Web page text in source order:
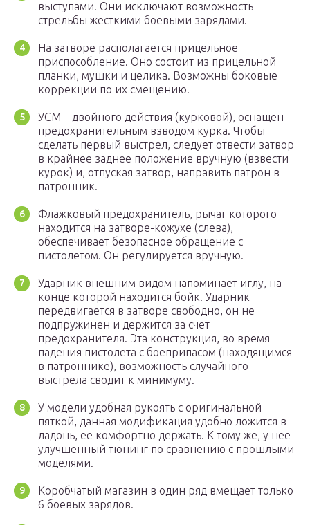
выступами. Они исключают возможность
стрельбы жесткими боевыми зарядами.
На затворе располагается прицельное
приспособление. Оно состоит из прицельной
планки, мушки и целика. Возможны боковые
коррекции по их смещению.
УСМ – двойного действия (курковой), оснащен
предохранительным взводом курка. Чтобы
сделать первый выстрел, следует отвести затвор
в крайнее заднее положение вручную (взвести
курок) и, отпуская затвор, направить патрон в
патронник.
Флажковый предохранитель, рычаг которого
находится на затворе-кожухе (слева),
обеспечивает безопасное обращение с
пистолетом. Он регулируется вручную.
Ударник внешним видом напоминает иглу, на
конце которой находится бойк. Ударник
передвигается в затворе свободно, он не
подпружинен и держится за счет
предохранителя. Эта конструкция, во время
падения пистолета с боеприпасом (находящимся
в патроннике), возможность случайного
выстрела сводит к минимуму.
У модели удобная рукоять с оригинальной
пяткой, данная модификация удобно ложится в
ладонь, ее комфортно держать. К тому же, у нее
улучшенный тюнинг по сравнению с прошлыми
моделями.
Коробчатый магазин в один ряд вмещает только
6 боевых зарядов.